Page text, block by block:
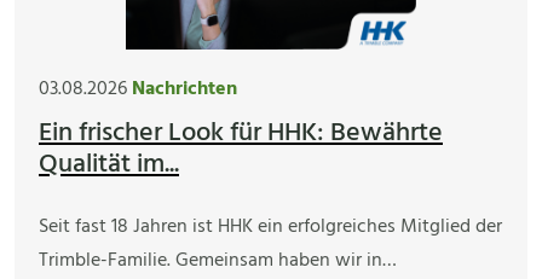
03.08.2026Nachrichten
Ein frischer Look für HHK: Bewährte
Qualität im...
Seit fast 18 Jahren ist HHK ein erfolgreiches Mitglied der
Trimble-Familie. Gemeinsam haben wir in…